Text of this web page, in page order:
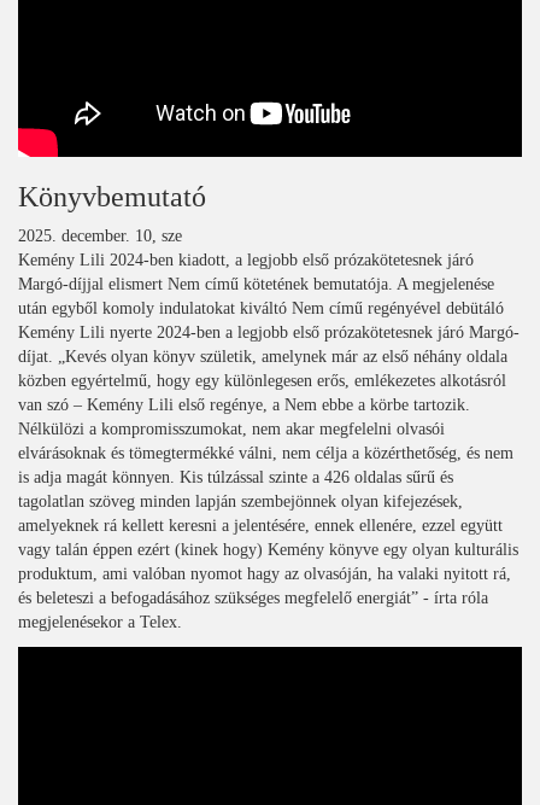
Könyvbemutató
2025. december. 10, sze
Kemény Lili 2024-ben kiadott, a legjobb első prózakötetesnek járó
Margó-díjjal elismert Nem című kötetének bemutatója. A megjelenése
után egyből komoly indulatokat kiváltó Nem című regényével debütáló
Kemény Lili nyerte 2024-ben a legjobb első prózakötetesnek járó Margó-
díjat. „Kevés olyan könyv születik, amelynek már az első néhány oldala
közben egyértelmű, hogy egy különlegesen erős, emlékezetes alkotásról
van szó – Kemény Lili első regénye, a Nem ebbe a körbe tartozik.
Nélkülözi a kompromisszumokat, nem akar megfelelni olvasói
elvárásoknak és tömegtermékké válni, nem célja a közérthetőség, és nem
is adja magát könnyen. Kis túlzással szinte a 426 oldalas sűrű és
tagolatlan szöveg minden lapján szembejönnek olyan kifejezések,
amelyeknek rá kellett keresni a jelentésére, ennek ellenére, ezzel együtt
vagy talán éppen ezért (kinek hogy) Kemény könyve egy olyan kulturális
produktum, ami valóban nyomot hagy az olvasóján, ha valaki nyitott rá,
és beleteszi a befogadásához szükséges megfelelő energiát” - írta róla
megjelenésekor a Telex.